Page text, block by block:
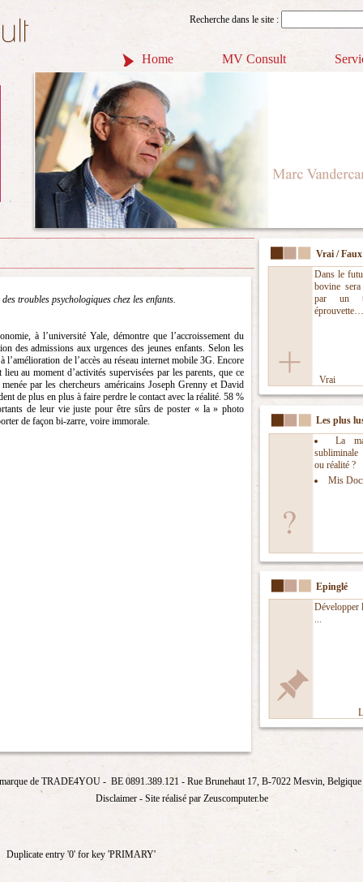
Recherche dans le site :
Home MV Consult
Vrai / Faux
Dans le
bovine sera
par un
Vrai
Les plus
La
ou réalité ?
Mis
Epinglé
Développer
...
troubles psychologiques chez les enfants.
à l’université Yale, démontre que l’accroissement du
des admissions aux urgences des jeunes enfants. Selon les
l’amélioration de l’accès au réseau internet mobile 3G. Encore
au moment d’activités supervisées par les parents, que ce
par les chercheurs américains Joseph Grenny et David
de plus en plus à faire perdre le contact avec la réalité. 58 %
de leur vie juste pour être sûrs de poster « la » photo
de façon bi-zarre, voire immorale.
de TRADE4YOU- BE 0891.389.121 - Rue Brunehaut 17, B-7022 Mesvin,
Disclaimer- Site réalisé par Zeuscomputer.be
Duplicate entry '0' for key 'PRIMARY'